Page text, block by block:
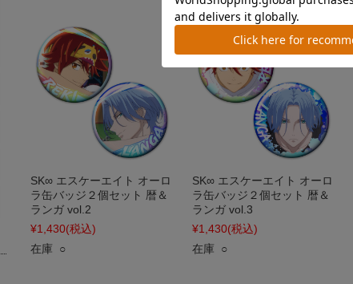
SK∞ エスケーエイト オーロ
ラ缶バッジ２個セット 暦＆
ランガ vol.2
¥1,430(税込)
在庫 ○
SK∞ エスケーエイト オーロ
ラ缶バッジ２個セット 暦＆
ランガ vol.3
¥1,430(税込)
在庫 ○